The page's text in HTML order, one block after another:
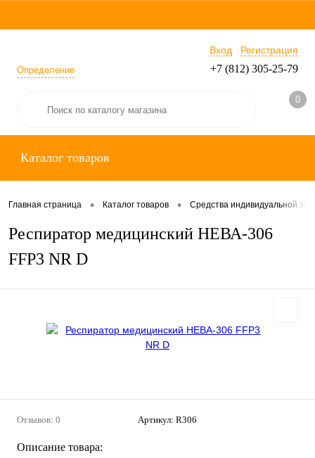
Определение
Вход Регистрация
+7 (812) 305-25-79
0
Каталог товаров
Главная страница • Каталог товаров • Средства индивидуальной
Респиратор медицинский НЕВА-306
FFP3 NR D
Отзывов: 0 Артикул: R306
Описание товара: